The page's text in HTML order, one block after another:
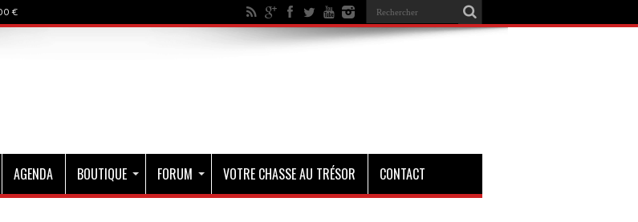
AGENDA BOUTIQUE FORUM VOTRE CHASSE AU TRÉSOR CONTACT